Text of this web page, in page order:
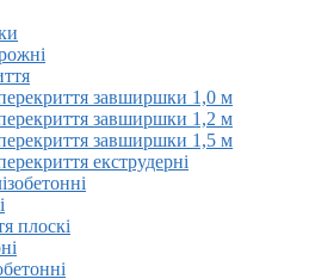
завширшки 1,0 м
завширшки 1,2 м
завширшки 1,5 м
екструдерні
плоскі